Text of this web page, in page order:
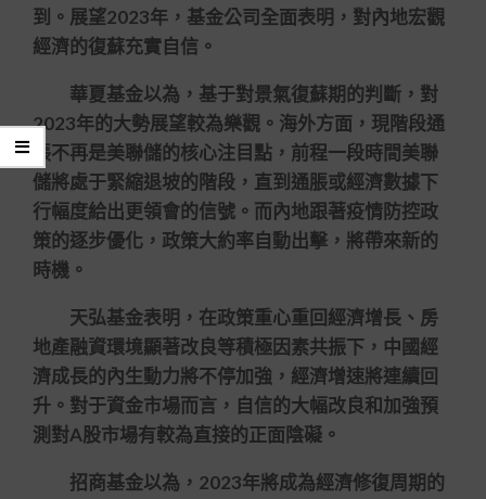
到。展望2023年，基金公司全面表明，對內地宏觀
經濟的復蘇充實自信。
華夏基金以為，基于對景氣復蘇期的判斷，對
2023年的大勢展望較為樂觀。海外方面，現階段通
脹不再是美聯儲的核心注目點，前程一段時間美聯
儲將處于緊縮退坡的階段，直到通脹或經濟數據下
行幅度給出更領會的信號。而內地跟著疫情防控政
策的逐步優化，政策大約率自動出擊，將帶來新的
時機。
天弘基金表明，在政策重心重回經濟增長、房
地產融資環境顯著改良等積極因素共振下，中國經
濟成長的內生動力將不停加強，經濟增速將連續回
升。對于資金市場而言，自信的大幅改良和加強預
測對A股市場有較為直接的正面陰礙。
招商基金以為，2023年將成為經濟修復周期的